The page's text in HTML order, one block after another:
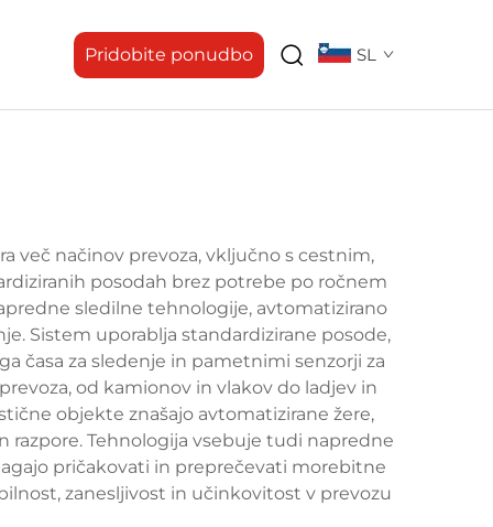
Pridobite ponudbo SL
več načinov prevoza, vključno s cestnim,
posodah brez potrebe po ročnem
sledilne tehnologije, avtomatizirano
Sistem uporablja standardizirane posode,
časa za sledenje in pametnimi senzorji za
od kamionov in vlakov do ladjev in
objekte znašajo avtomatizirane žere,
Tehnologija vsebuje tudi napredne
pričakovati in preprečevati morebitne
zanesljivost in učinkovitost v prevozu